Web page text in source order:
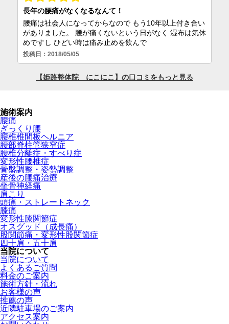
施術案内
腰痛
ぎっくり腰
腰椎椎間板ヘルニア
腰部脊柱管狭窄症
腰椎分離症・すべり症
変形性腰椎症
骨盤調整・姿勢調整
産後の腰痛治療
坐骨神経痛
肩こり
頭痛・ストレートネック
膝痛
変形性膝関節症
オスグッド（成長痛）
股関節痛・変形性股関節症
四十肩・五十肩
当院について
当院について
よくあるご質問
料金のご案内
施術方針・流れ
お客様の声
推薦の声
近隣駐車場のご案内
アクセス案内